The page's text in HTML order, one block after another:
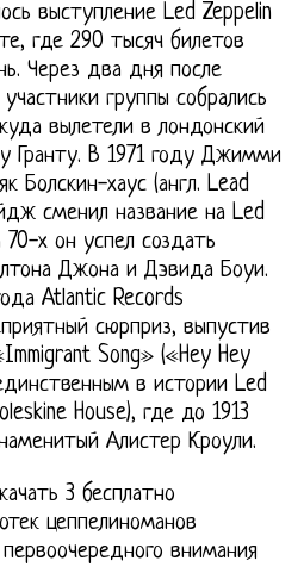
выступление Led Zeppelin
где 290 тысяч билетов
Через два дня после
группы собрались
вылетели в лондонский
Гранту. В 1971 году Джимми
Болскин-хаус (англ. Lead
сменил название на Led
70-х он успел создать
Джона и Дэвида Боуи.
Atlantic Records
сюрприз, выпустив
Song» («Hey Hey
в истории Led
House), где до 1913
Алистер Кроули.
3 бесплатно
цеппелиноманов
внимания